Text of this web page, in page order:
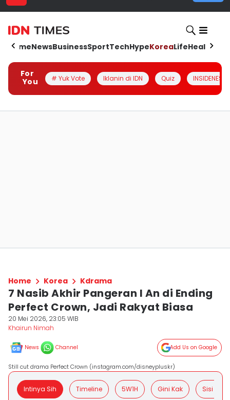
HomeNewsBusinessSportTechHypeKoreaLifeHealth
For
You
# Yuk Vote Iklanin di IDN Quiz INSIDENESIA
Home Korea Kdrama
7 Nasib Akhir Pangeran I An di Ending
Perfect Crown, Jadi Rakyat Biasa
20 Mei 2026, 23:05 WIB
Khairun Nimah
News Channel Add Us on Google
Still cut drama Perfect Crown (instagram.com/disneypluskr)
Intinya Sih Timeline 5W1H Gini Kak Sisi